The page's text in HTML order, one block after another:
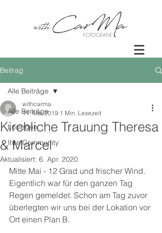
Beitrag
Alle Beiträge
Loslegen
Ihre Community
Alle Beiträge
Kirchliche Trauung Theresa
& Marcel
withcarma
11. Mai 2019 1 Min. Lesezeit
Aktualisiert: 6. Apr. 2020
Mitte Mai - 12 Grad und frischer Wind.
Eigentlich war für den ganzen Tag
Regen gemeldet. Schon am Tag zuvor
überlegten wir uns bei der Lokation vor
Ort einen Plan B.